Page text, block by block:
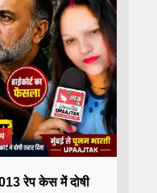
रेप केस में दोषी